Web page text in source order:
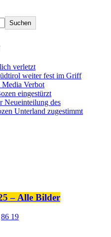
Suchen
verletzt
weiter fest im Griff
Verbot
eingestürzt
Neueinteilung des
Unterland zugestimmt
– Alle Bilder
86 19